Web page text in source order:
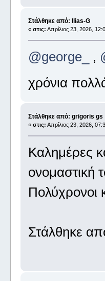
Στάλθηκε από: Ilias-G
« στις: Απρίλιος 23, 2026,
@george_ ,
χρόνια
Στάλθηκε από: grigoris gs
« στις: Απρίλιος 23, 2026,
Καλημέρες
ονομαστική
Πολύχρονοι
Στάλθηκε